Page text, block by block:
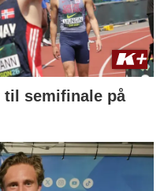
til semifinale på